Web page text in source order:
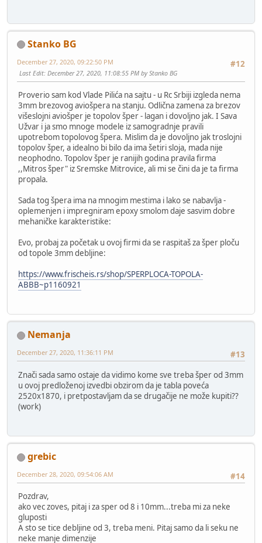
Stanko BG
#12
December 27, 2020, 09:22:50 PM
Last Edit: December 27, 2020, 11:08:55 PM by Stanko BG
Proverio sam kod Vlade Pilića na sajtu - u Rc Srbiji izgleda nema
3mm brezovog aviošpera na stanju. Odlična zamena za brezov
višeslojni aviošper je topolov šper - lagan i dovoljno jak. I Sava
Užvar i ja smo mnoge modele iz samogradnje pravili
upotrebom topolovog špera. Mislim da je dovoljno jak troslojni
topolov šper, a idealno bi bilo da ima šetiri sloja, mada nije
neophodno. Topolov šper je ranijih godina pravila firma
,,Mitros šper" iz Sremske Mitrovice, ali mi se čini da je ta firma
propala.
Sada tog špera ima na mnogim mestima i lako se nabavlja -
oplemenjen i impregniram epoxy smolom daje sasvim dobre
mehaničke karakteristike:
Evo, probaj za početak u ovoj firmi da se raspitaš za šper ploču
od topole 3mm debljine:
https://www.frischeis.rs/shop/SPERPLOCA-TOPOLA-
ABBB~p1160921
Nemanja
#13
December 27, 2020, 11:36:11 PM
Znači sada samo ostaje da vidimo kome sve treba šper od 3mm
u ovoj predloženoj izvedbi obzirom da je tabla poveća
2520x1870, i pretpostavljam da se drugačije ne može kupiti??
(work)
grebic
#14
December 28, 2020, 09:54:06 AM
Pozdrav,
ako vec zoves, pitaj i za sper od 8 i 10mm...treba mi za neke
gluposti
A sto se tice debljine od 3, treba meni. Pitaj samo da li seku ne
neke manje dimenzije